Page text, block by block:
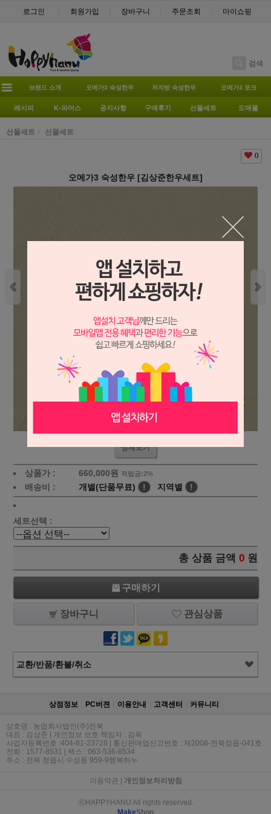
로그인 회원가입 장바구니 주문조회 마이쇼핑
검색
브랜드 소개 오메가3 숙성한우 저지방 숙성한우 오메가3 포크
레시피 K-파머스 공지사항 구매후기 선물세트 도매몰
선물세트 선물세트
0
오메가3 숙성한우 [김상준한우세트]
상세보기
상품가 : 660,000원 적립금:2%
배송비 : 개별(단품무료) ! 지역별 !
세트선택 :
총 상품 금액 0 원
구매하기
장바구니 관심상품
교환/반품/환불/취소
상점정보 PC버젼 이용안내 고객센터 커뮤니티
상호명 : 농업회사법인(주)전북
대표 : 김상준 | 개인정보 보호 책임자 : 김욱
사업자등록번호 :404-81-23728 | 통신판매업신고번호 : 제2008-전북정읍-041호
전화 : 1577-8531 | 팩스 : 063-536-8534
주소 : 전북 정읍시 수성동 959-9행복하누
이용약관| 개인정보처리방침
ⓒHAPPYHANU All rights reserved.
MakeShop